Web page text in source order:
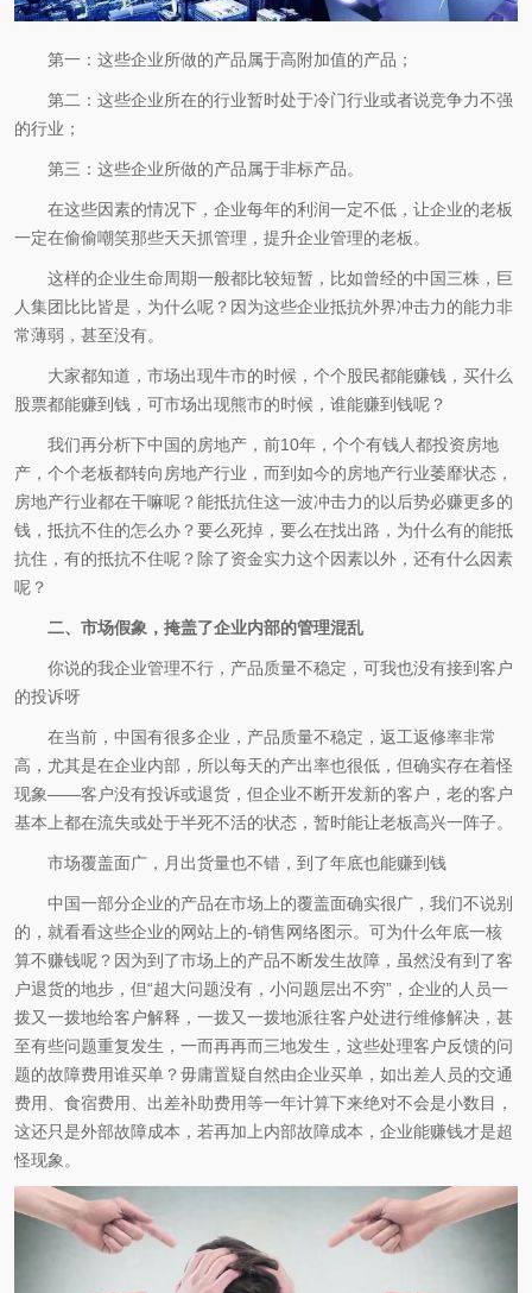
第一：这些企业所做的产品属于高附加值的产品；
第二：这些企业所在的行业暂时处于冷门行业或者说竞争力不强
的行业；
第三：这些企业所做的产品属于非标产品。
在这些因素的情况下，企业每年的利润一定不低，让企业的老板
一定在偷偷嘲笑那些天天抓管理，提升企业管理的老板。
这样的企业生命周期一般都比较短暂，比如曾经的中国三株，巨
人集团比比皆是，为什么呢？因为这些企业抵抗外界冲击力的能力非
常薄弱，甚至没有。
大家都知道，市场出现牛市的时候，个个股民都能赚钱，买什么
股票都能赚到钱，可市场出现熊市的时候，谁能赚到钱呢？
我们再分析下中国的房地产，前10年，个个有钱人都投资房地
产，个个老板都转向房地产行业，而到如今的房地产行业萎靡状态，
房地产行业都在干嘛呢？能抵抗住这一波冲击力的以后势必赚更多的
钱，抵抗不住的怎么办？要么死掉，要么在找出路，为什么有的能抵
抗住，有的抵抗不住呢？除了资金实力这个因素以外，还有什么因素
呢？
二、市场假象，掩盖了企业内部的管理混乱
你说的我企业管理不行，产品质量不稳定，可我也没有接到客户
的投诉呀
在当前，中国有很多企业，产品质量不稳定，返工返修率非常
高，尤其是在企业内部，所以每天的产出率也很低，但确实存在着怪
现象——客户没有投诉或退货，但企业不断开发新的客户，老的客户
基本上都在流失或处于半死不活的状态，暂时能让老板高兴一阵子。
市场覆盖面广，月出货量也不错，到了年底也能赚到钱
中国一部分企业的产品在市场上的覆盖面确实很广，我们不说别
的，就看看这些企业的网站上的-销售网络图示。可为什么年底一核
算不赚钱呢？因为到了市场上的产品不断发生故障，虽然没有到了客
户退货的地步，但“超大问题没有，小问题层出不穷”，企业的人员一
拨又一拨地给客户解释，一拨又一拨地派往客户处进行维修解决，甚
至有些问题重复发生，一而再再而三地发生，这些处理客户反馈的问
题的故障费用谁买单？毋庸置疑自然由企业买单，如出差人员的交通
费用、食宿费用、出差补助费用等一年计算下来绝对不会是小数目，
这还只是外部故障成本，若再加上内部故障成本，企业能赚钱才是超
怪现象。